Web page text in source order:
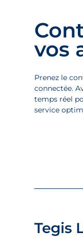
vos
Prenez le
connectée.
temps réel
service
Tegis